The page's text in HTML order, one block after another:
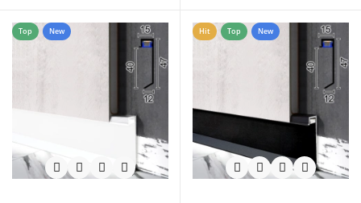
Top New Hit Top New